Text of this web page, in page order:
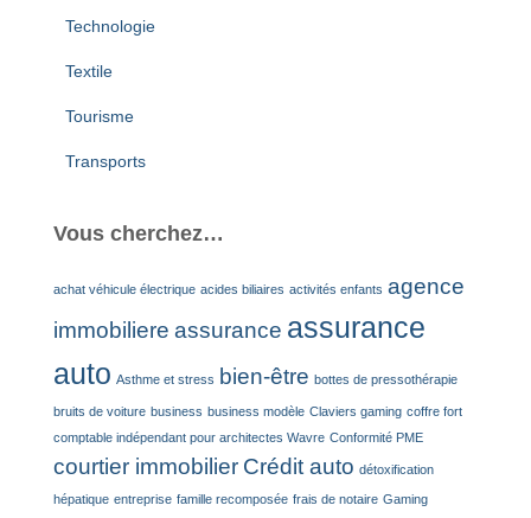
Technologie
Textile
Tourisme
Transports
Vous cherchez…
achat véhicule électrique acides biliaires activités enfants agence
immobiliere assurance assurance
auto Asthme et stress bien-être bottes de pressothérapie
bruits de voiture business business modèle Claviers gaming coffre fort
comptable indépendant pour architectes Wavre Conformité PME
courtier immobilier Crédit auto détoxification
hépatique entreprise famille recomposée frais de notaire Gaming